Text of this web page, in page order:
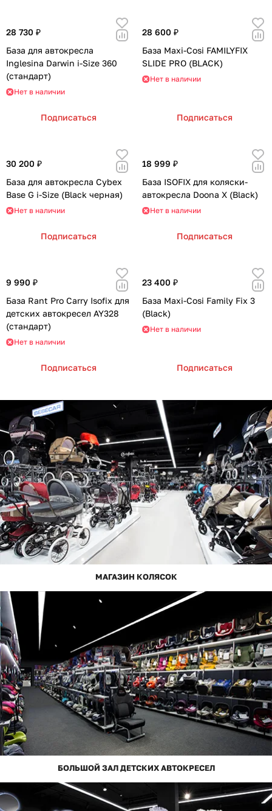
28 730 ₽
База для автокресла
Inglesina Darwin i-Size 360
(стандарт)
Нет в наличии
Подписаться
28 600 ₽
База Maxi-Cosi FAMILYFIX
SLIDE PRO (BLACK)
Нет в наличии
Подписаться
30 200 ₽
База для автокресла Cybex
Base G i-Size (Black черная)
Нет в наличии
Подписаться
18 999 ₽
База ISOFIX для коляски-
автокресла Doona X (Black)
Нет в наличии
Подписаться
9 990 ₽
База Rant Pro Carry Isofix для
детских автокресел AY328
(стандарт)
Нет в наличии
Подписаться
23 400 ₽
База Maxi-Cosi Family Fix 3
(Black)
Нет в наличии
Подписаться
МАГАЗИН КОЛЯСОК
БОЛЬШОЙ ЗАЛ ДЕТСКИХ АВТОКРЕСЕЛ